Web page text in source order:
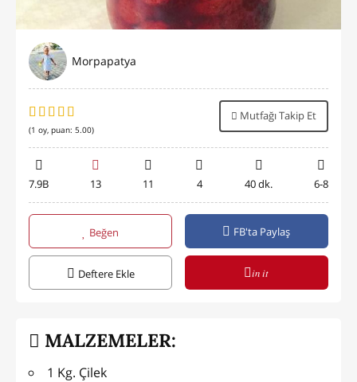
Morpapatya
(1 oy, puan: 5.00)
Mutfağı Takip Et
7.9B 13 11 4 40 dk. 6-8
Beğen FB'ta Paylaş
Deftere Ekle in it
MALZEMELER:
1 Kg. Çilek